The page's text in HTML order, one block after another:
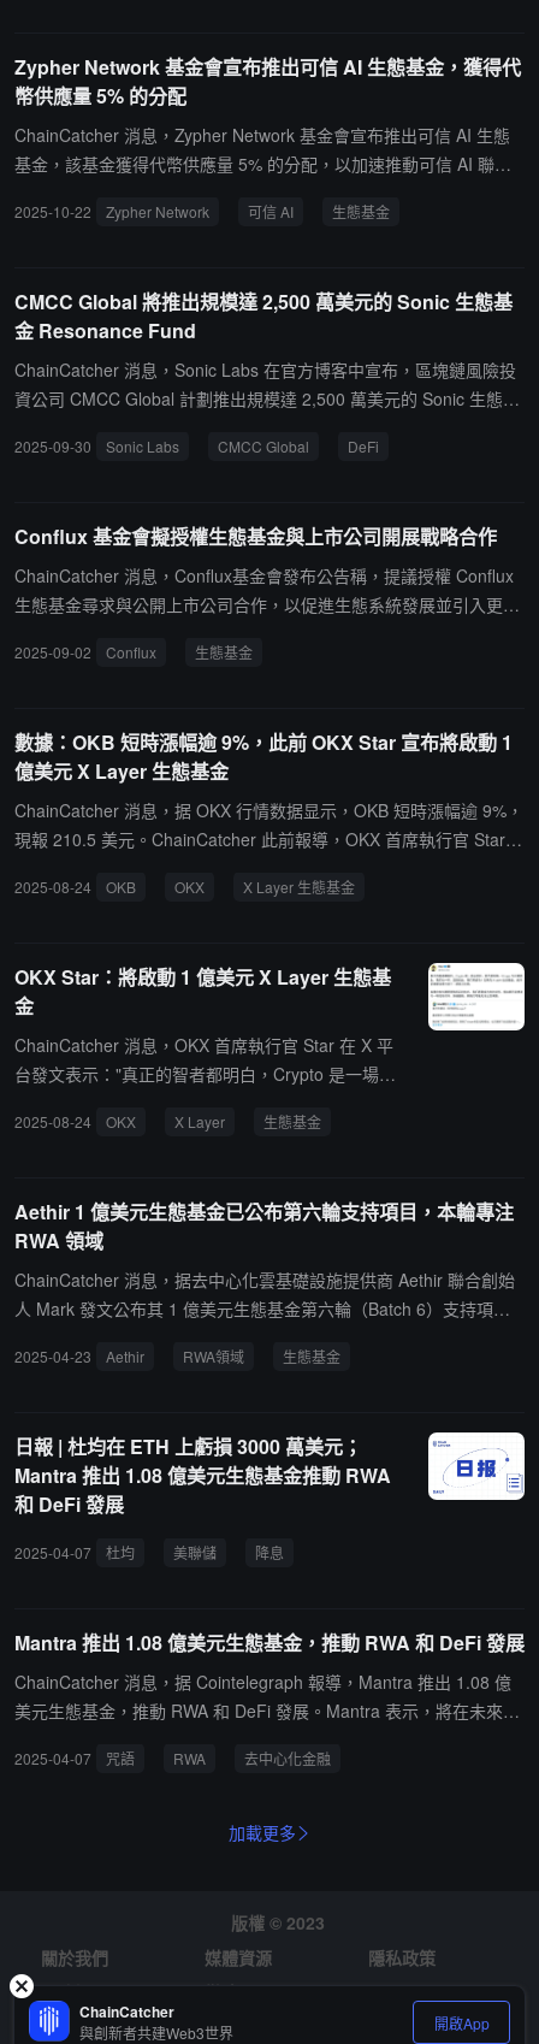
下一個風口是空間智能"的行業判斷。Kingnet AI 作為 AI 驅動的遊戲
創作引擎，通過自然語言技術顯著降低遊戲開發成本，此次獎勵將深
化雙方在技術與生態層面的合作。Orama 生態基金將持續篩選具備
創新技術與清晰商業模式的項目，提供資金、資源與全鏈路支持，重
Zypher Network 基金會宣布推出可信 AI 生態基金，獲得代
幣供應量 5% 的分配
ChainCatcher 消息，Zypher Network 基金會宣布推出可信 AI 生態
基金，該基金獲得代幣供應量 5% 的分配，以加速推動可信 AI 聯盟
持，包括 UOB Venture 和 Signum Capital ，HashKey Capital、豐
2025-10-22 Zypher Network 可信 AI 生態基金
CMCC Global 將推出規模達 2,500 萬美元的 Sonic 生態基
金 Resonance Fund
ChainCatcher 消息，Sonic Labs 在官方博客中宣布，區塊鏈風險投
資公司 CMCC Global 計劃推出規模達 2,500 萬美元的 Sonic 生態基
性協議和創始人。該基金主要聚焦於 DeFi 及面向消費者的應用領域
略性資本配置來擴大 Sonic 生態系統的流動性。其投資策略旨在捕捉
整個資產生命周期中的價值，既針對新興 DeFi 領軍項目進行早期投
資，也對 Sonic 生態中的高流動性資產進行戰略性投資。
2025-09-30 Sonic Labs CMCC Global DeFi
Conflux 基金會擬授權生態基金與上市公司開展戰略合作
ChainCatcher 消息，Conflux基金會發布公告稱，提議授權 Conflux
生態基金尋求與公開上市公司合作，以促進生態系統發展並引入更多
領域，包括POS節點運營、鏈上流動性及 RWA 資產管理等方面。根
意見。投票公告將適時發布，基金會鼓勵社區成員積極關注並參與。
2025-09-02 Conflux 生態基金
數據：OKB 短時漲幅逾 9%，此前 OKX Star 宣布將啟動 1
億美元 X Layer 生態基金
ChainCatcher 消息，据 OKX 行情数据显示，OKB 短時漲幅逾 9%，
現報 210.5 美元。ChainCatcher 此前報導，OKX 首席執行官 Star
不是短跑。X Layer 為長期而生，我們也一樣。正因如此，我們將啟
2025-08-24 OKB OKX X Layer 生態基金
OKX Star：將啟動 1 億美元 X Layer 生態基
金
ChainCatcher 消息，OKX 首席執行官 Star 在 X 平
台發文表示："真正的智者都明白，Crypto 是一場馬
樣。正因如此，我們將啟動 1 億美元 X Layer 生態基
2025-08-24 OKX X Layer 生態基金
Aethir 1 億美元生態基金已公布第六輪支持項目，本輪專注
RWA 領域
ChainCatcher 消息，据去中心化雲基礎設施提供商 Aethir 聯合創始
人 Mark 發文公布其 1 億美元生態基金第六輪（Batch 6）支持項
T --- Zoo Finance、Pinlink、AGIXBT、UnifAI Network。
2025-04-23 Aethir RWA領域 生態基金
日報 | 杜均在 ETH 上虧損 3000 萬美元；
Mantra 推出 1.08 億美元生態基金推動 RWA
和 DeFi 發展
2025-04-07 杜均 美聯儲 降息
Mantra 推出 1.08 億美元生態基金，推動 RWA 和 DeFi 發展
ChainCatcher 消息，据 Cointelegraph 報導，Mantra 推出 1.08 億
美元生態基金，推動 RWA 和 DeFi 發展。Mantra 表示，將在未來四
潛力的區塊鏈項目"部署資金。該基金的支持者包括 Laser Digital、S
2025-04-07 咒語 RWA 去中心化金融
加載更多
版權 © 2023
關於我們
媒體資源
隱私政策
風險提示
徵才
ChainCatcher
與創新者共建Web3世界 開啟App